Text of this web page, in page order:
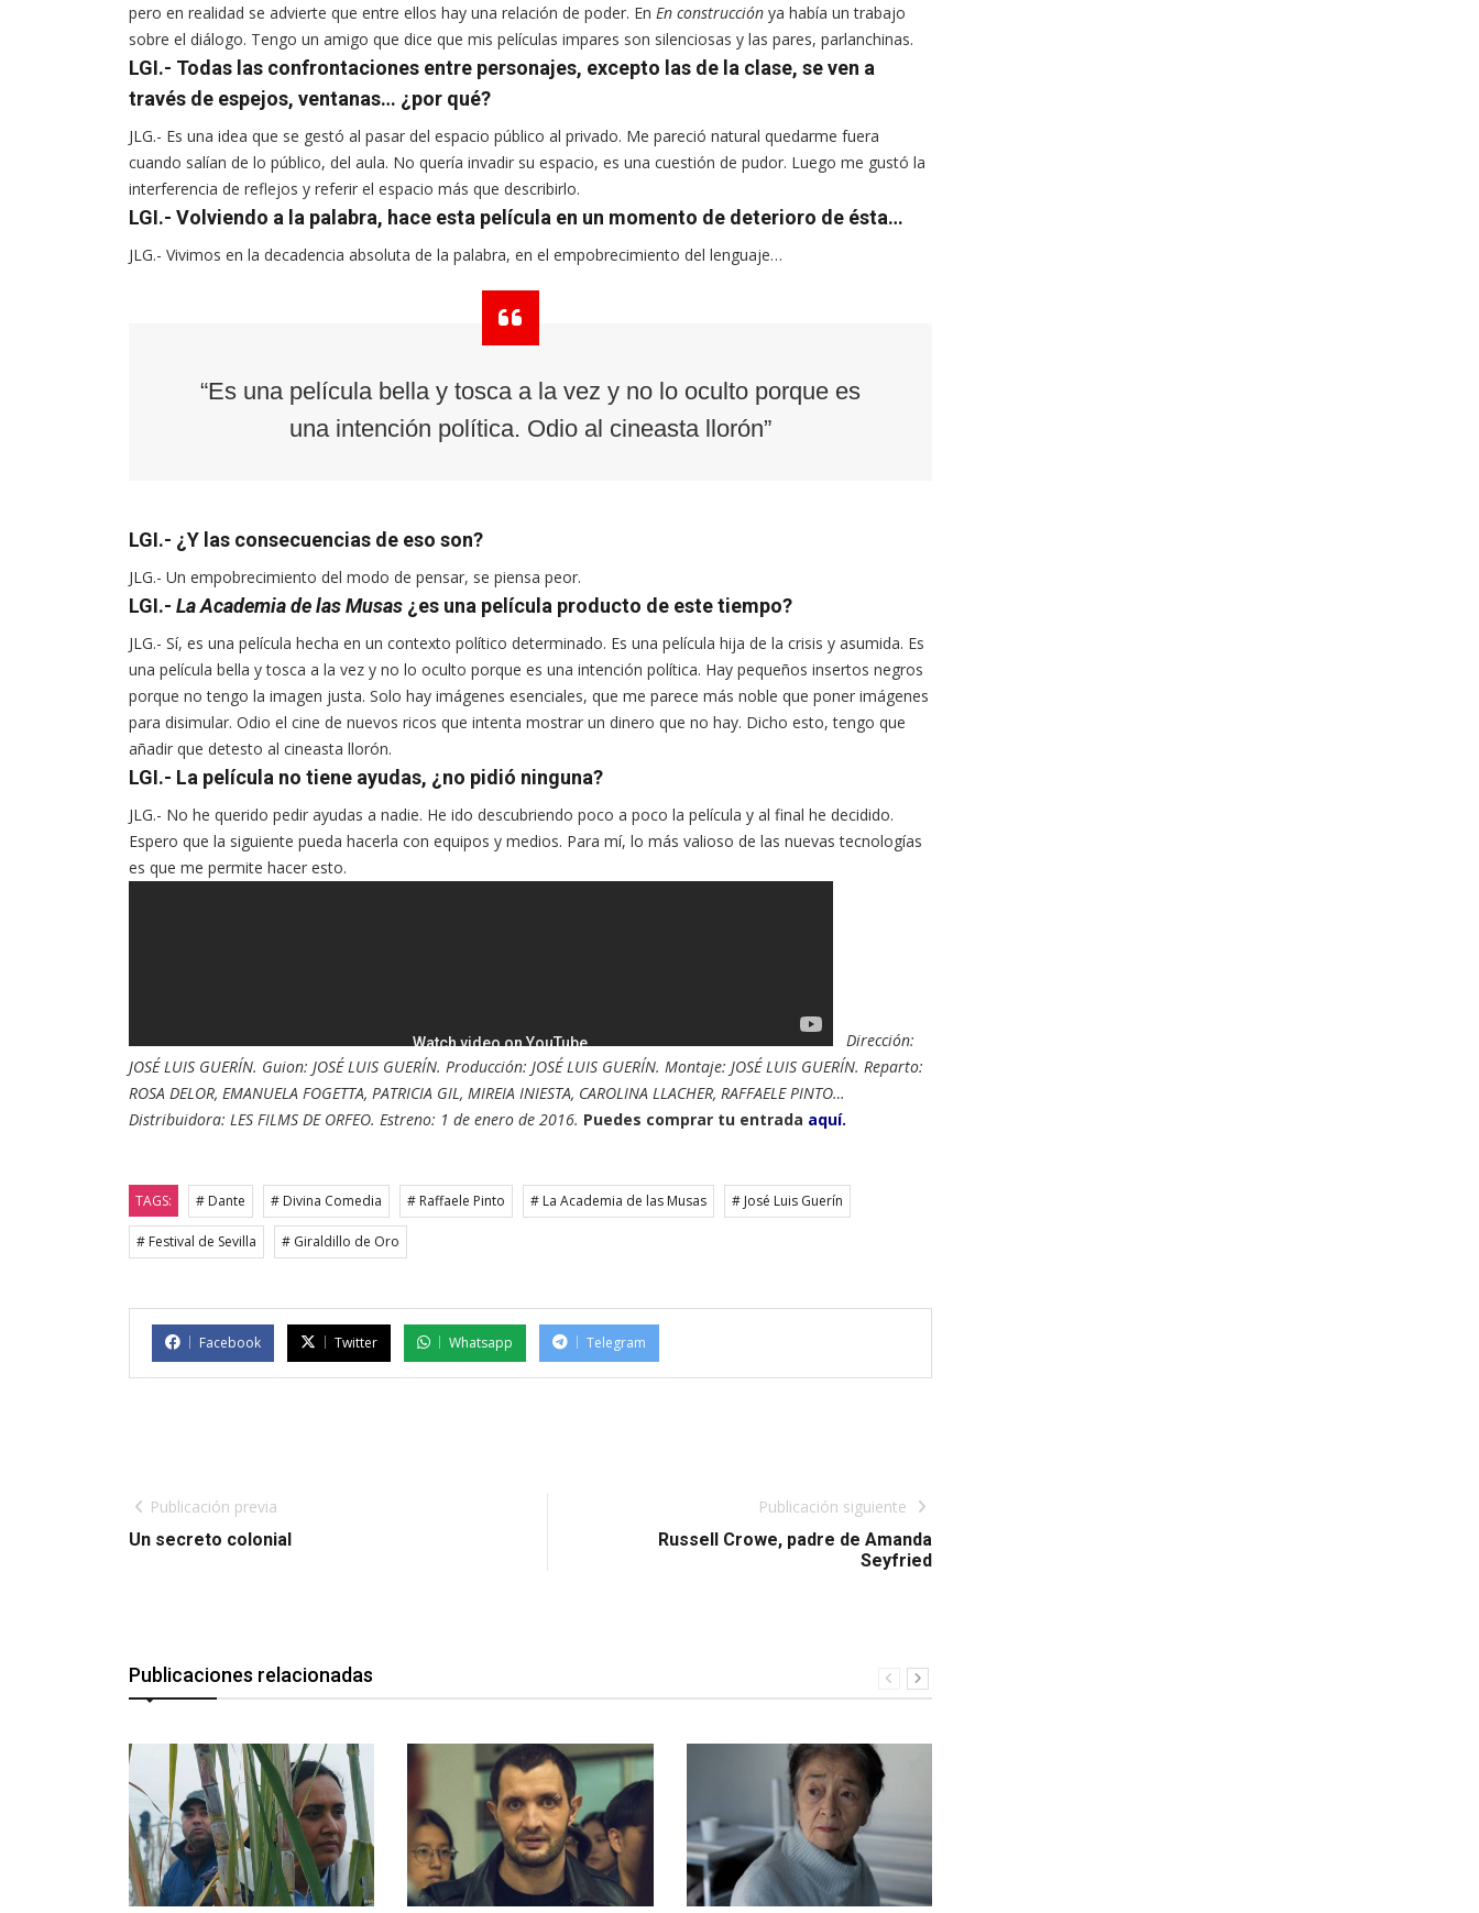
pero en realidad se advierte que entre ellos hay una relación de poder. En En construcción ya había un trabajo
sobre el diálogo. Tengo un amigo que dice que mis películas impares son silenciosas y las pares, parlanchinas.
LGI.- Todas las confrontaciones entre personajes, excepto las de la clase, se ven a
través de espejos, ventanas… ¿por qué?
JLG.- Es una idea que se gestó al pasar del espacio público al privado. Me pareció natural quedarme fuera
cuando salían de lo público, del aula. No quería invadir su espacio, es una cuestión de pudor. Luego me gustó la
interferencia de reflejos y referir el espacio más que describirlo.
LGI.- Volviendo a la palabra, hace esta película en un momento de deterioro de ésta…
JLG.- Vivimos en la decadencia absoluta de la palabra, en el empobrecimiento del lenguaje…
“Es una película bella y tosca a la vez y no lo oculto porque es
una intención política. Odio al cineasta llorón”
LGI.- ¿Y las consecuencias de eso son?
JLG.- Un empobrecimiento del modo de pensar, se piensa peor.
LGI.- La Academia de las Musas ¿es una película producto de este tiempo?
JLG.- Sí, es una película hecha en un contexto político determinado. Es una película hija de la crisis y asumida. Es
una película bella y tosca a la vez y no lo oculto porque es una intención política. Hay pequeños insertos negros
porque no tengo la imagen justa. Solo hay imágenes esenciales, que me parece más noble que poner imágenes
para disimular. Odio el cine de nuevos ricos que intenta mostrar un dinero que no hay. Dicho esto, tengo que
añadir que detesto al cineasta llorón.
LGI.- La película no tiene ayudas, ¿no pidió ninguna?
JLG.- No he querido pedir ayudas a nadie. He ido descubriendo poco a poco la película y al final he decidido.
Espero que la siguiente pueda hacerla con equipos y medios. Para mí, lo más valioso de las nuevas tecnologías
es que me permite hacer esto.
Dirección:
JOSÉ LUIS GUERÍN. Guion: JOSÉ LUIS GUERÍN. Producción: JOSÉ LUIS GUERÍN. Montaje: JOSÉ LUIS GUERÍN. Reparto:
ROSA DELOR, EMANUELA FOGETTA, PATRICIA GIL, MIREIA INIESTA, CAROLINA LLACHER, RAFFAELE PINTO…
Distribuidora: LES FILMS DE ORFEO. Estreno: 1 de enero de 2016. Puedes comprar tu entrada aquí.
TAGS: # Dante # Divina Comedia # Raffaele Pinto # La Academia de las Musas # José Luis Guerín
# Festival de Sevilla # Giraldillo de Oro
Facebook Twitter Whatsapp Telegram
Publicación previa
Un secreto colonial
Publicación siguiente
Russell Crowe, padre de Amanda
Seyfried
Publicaciones relacionadas